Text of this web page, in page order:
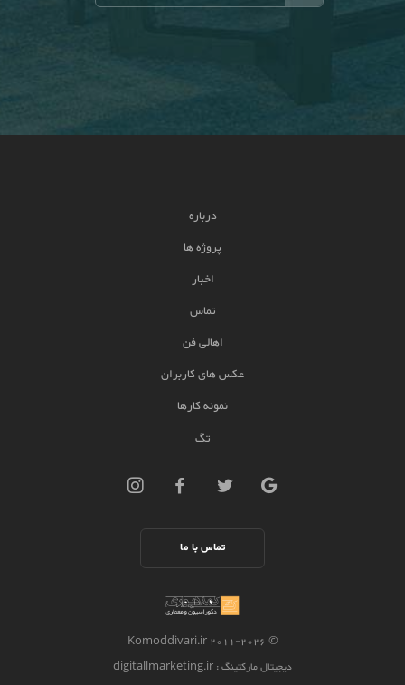
درباره
پروژه ها
اخبار
تماس
اهالی فن
عکس های کاربران
نمونه کارها
تگ
تماس با ما
© 2011-
2026 Komoddivari.ir
دیجیتال مارکتینگ: digitallmarketing.ir